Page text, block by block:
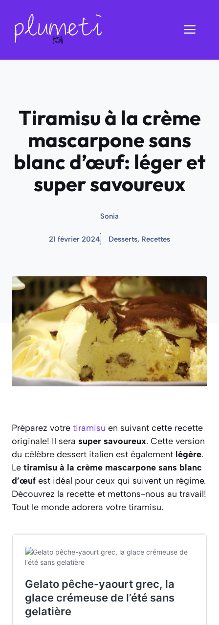
contenu
Tiramisu à la crème
mascarpone sans
blanc d’œuf: léger et
super savoureux
Sonia
21 février 2024 Desserts, Recettes
Préparez votre tiramisu en suivant cette recette
originale! Il sera super savoureux. Cette version
du célèbre dessert italien est également légère.
Le tiramisu à la crème mascarpone sans blanc
d’œuf est idéal pour ceux qui suivent un régime.
Découvrez la recette et mettons-nous au travail!
Tout le monde adorera votre tiramisu.